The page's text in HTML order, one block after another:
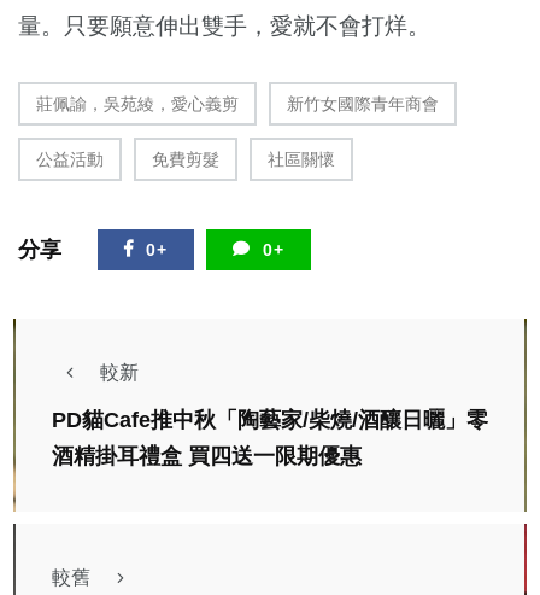
量。只要願意伸出雙手，愛就不會打烊。
莊佩諭，吳苑綾，愛心義剪 新竹女國際青年商會
公益活動 免費剪髮 社區關懷
分享 0+ 0+
較新
PD貓Cafe推中秋「陶藝家/柴燒/酒釀日曬」零
酒精掛耳禮盒 買四送一限期優惠
較舊